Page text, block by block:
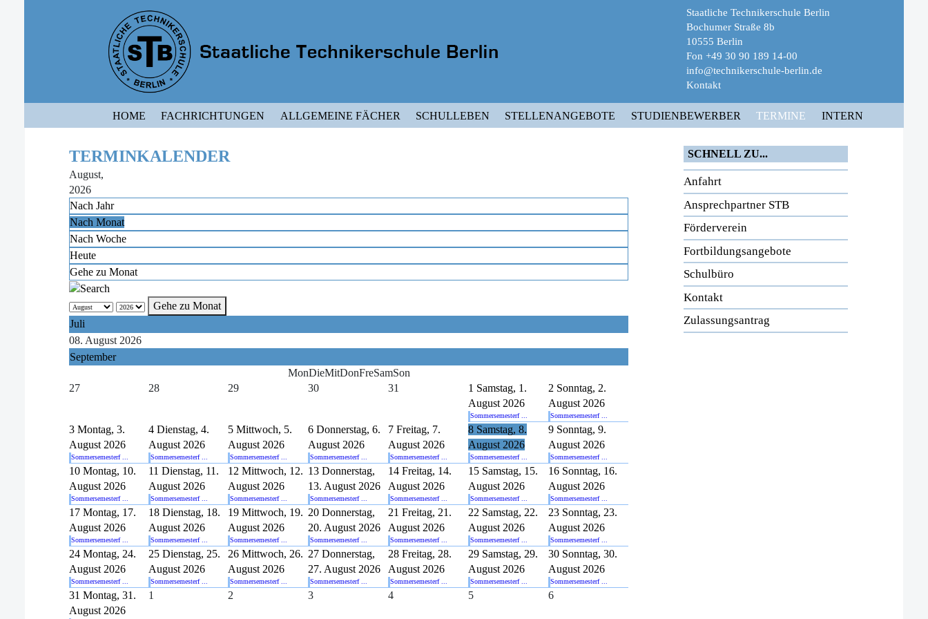
Staatliche Technikerschule Berlin
Bochumer Straße 8b
10555 Berlin
Fon +49 30 90 189 14-00
info@technikerschule-berlin.de
Kontakt
HOME FACHRICHTUNGEN ALLGEMEINE FÄCHER SCHULLEBEN STELLENANGEBOTE STUDIENBEWERBER TERMINE INTERN
TERMINKALENDER
August,
2026
Nach Jahr
Nach Monat
Nach Woche
Heute
Gehe zu Monat
Gehe zu Monat
Juli
08. August 2026
September
MonDieMitDonFreSamSon
27
28 29 30 31 1 Samstag, 1.
August 2026
Sommersemesterf ...
2 Sonntag, 2.
August 2026
Sommersemesterf ...
3 Montag, 3.
August 2026
Sommersemesterf ...
4 Dienstag, 4.
August 2026
Sommersemesterf ...
5 Mittwoch, 5.
August 2026
Sommersemesterf ...
6 Donnerstag, 6.
August 2026
Sommersemesterf ...
7 Freitag, 7.
August 2026
Sommersemesterf ...
8 Samstag, 8.
August 2026
Sommersemesterf ...
9 Sonntag, 9.
August 2026
Sommersemesterf ...
10 Montag, 10.
August 2026
Sommersemesterf ...
11 Dienstag, 11.
August 2026
Sommersemesterf ...
12 Mittwoch, 12.
August 2026
Sommersemesterf ...
13 Donnerstag,
13. August 2026
Sommersemesterf ...
14 Freitag, 14.
August 2026
Sommersemesterf ...
15 Samstag, 15.
August 2026
Sommersemesterf ...
16 Sonntag, 16.
August 2026
Sommersemesterf ...
17 Montag, 17.
August 2026
Sommersemesterf ...
18 Dienstag, 18.
August 2026
Sommersemesterf ...
19 Mittwoch, 19.
August 2026
Sommersemesterf ...
20 Donnerstag,
20. August 2026
Sommersemesterf ...
21 Freitag, 21.
August 2026
Sommersemesterf ...
22 Samstag, 22.
August 2026
Sommersemesterf ...
23 Sonntag, 23.
August 2026
Sommersemesterf ...
24 Montag, 24.
August 2026
Sommersemesterf ...
25 Dienstag, 25.
August 2026
Sommersemesterf ...
26 Mittwoch, 26.
August 2026
Sommersemesterf ...
27 Donnerstag,
27. August 2026
Sommersemesterf ...
28 Freitag, 28.
August 2026
Sommersemesterf ...
29 Samstag, 29.
August 2026
Sommersemesterf ...
30 Sonntag, 30.
August 2026
Sommersemesterf ...
31 Montag, 31.
August 2026
1 2 3 4 5 6
SCHNELL ZU...
Anfahrt
Ansprechpartner STB
Förderverein
Fortbildungsangebote
Schulbüro
Kontakt
Zulassungsantrag